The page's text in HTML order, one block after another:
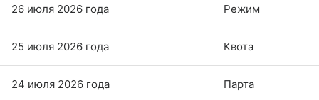
26 июля 2026 года Режим
25 июля 2026 года Квота
24 июля 2026 года Парта